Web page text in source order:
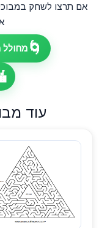
אם תרצו לשחק
🌀 מחולל
עוד